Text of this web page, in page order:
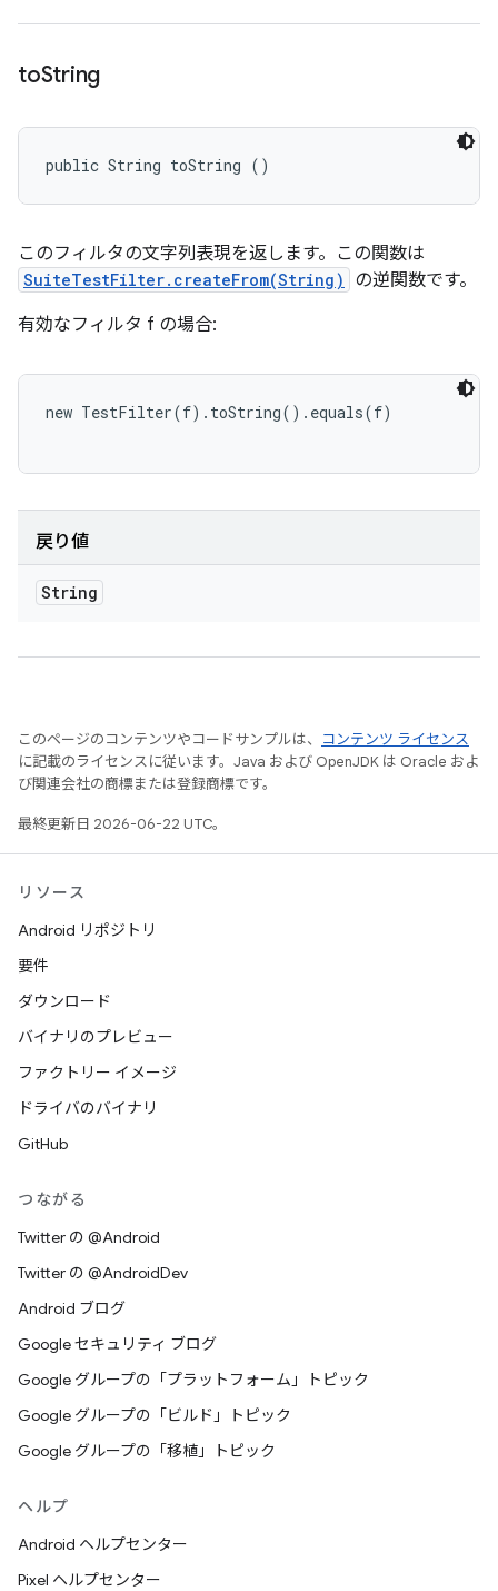
toString
public String toString ()
このフィルタの文字列表現を返します。この関数は
SuiteTestFilter.createFrom(String)
の逆関数です。
有効なフィルタ f の場合:
new TestFilter(f).toString().equals(f)
戻り値
String
このページのコンテンツやコードサンプルは、
コンテンツ ライセンス
に記載のライセンスに従います。Java および OpenJDK は Oracle およ
び関連会社の商標または登録商標です。
最終更新日 2026-06-22 UTC。
リソース
Android リポジトリ
要件
ダウンロード
バイナリのプレビュー
ファクトリー イメージ
ドライバのバイナリ
GitHub
つながる
Twitter の @Android
Twitter の @AndroidDev
Android ブログ
Google セキュリティ ブログ
Google グループの「プラットフォーム」トピック
Google グループの「ビルド」トピック
Google グループの「移植」トピック
ヘルプ
Android ヘルプセンター
Pixel ヘルプセンター